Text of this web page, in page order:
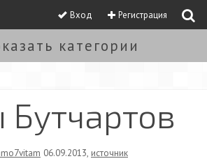
Вход Регистрация
категории
Бутчартов
06.09.2013, источник